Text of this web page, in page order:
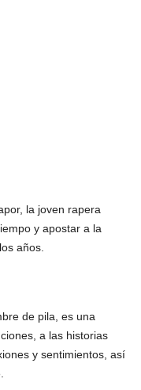
la joven rapera
y apostar a la
años.
de pila, es una
a las historias
y sentimientos, así